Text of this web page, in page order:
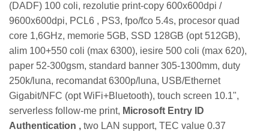
(DADF) 100 coli, rezolutie print-copy 600x600dpi /
9600x600dpi, PCL6 , PS3, fpo/fco 5.4s, procesor quad
core 1,6GHz, memorie 5GB, SSD 128GB (opt 512GB),
alim 100+550 coli (max 6300), iesire 500 coli (max 620),
paper 52-300gsm, standard banner 305-1300mm, duty
250k/luna, recomandat 6300p/luna, USB/Ethernet
Gigabit/NFC (opt WiFi+Bluetooth), touch screen 10.1",
serverless follow-me print, Microsoft Entry ID
Authentication , two LAN support, TEC value 0.37